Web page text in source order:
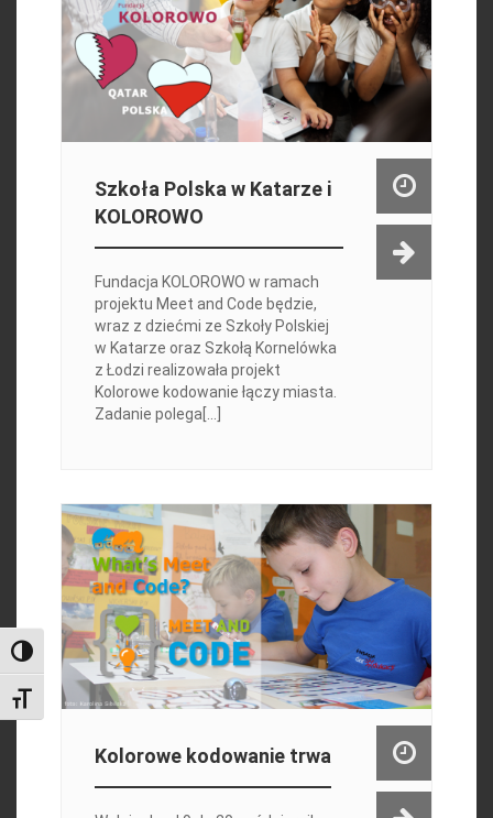
Toggle High Contrast
Toggle Font size
Szkoła Polska w Katarze i
KOLOROWO
Fundacja KOLOROWO w ramach
projektu Meet and Code będzie,
wraz z dziećmi ze Szkoły Polskiej
w Katarze oraz Szkołą Kornelówka
z Łodzi realizowała projekt
Kolorowe kodowanie łączy miasta.
Zadanie polega[...]
Kolorowe kodowanie trwa